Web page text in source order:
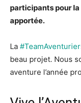
participants pour la
apportée.
La
beau projet. Nous
aventure l’année